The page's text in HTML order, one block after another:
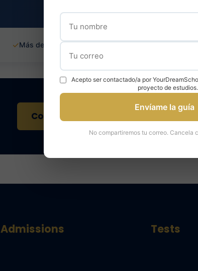
✓Más de 1000 estudiantes✓95% tasa de admisión✓
Contáctenos para una consulta
Admissions Tests
Acepto ser contactado/a por
proyecto de estudios.
Envíame la guía
No compartiremos tu correo. Cancela